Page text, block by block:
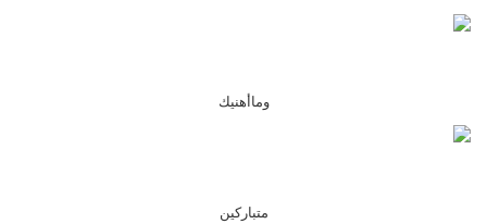
وماأهنيك
متباركين